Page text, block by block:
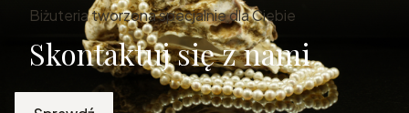
Biżuteria tworzona specjalnie dla Ciebie
Skontaktuj się z nami